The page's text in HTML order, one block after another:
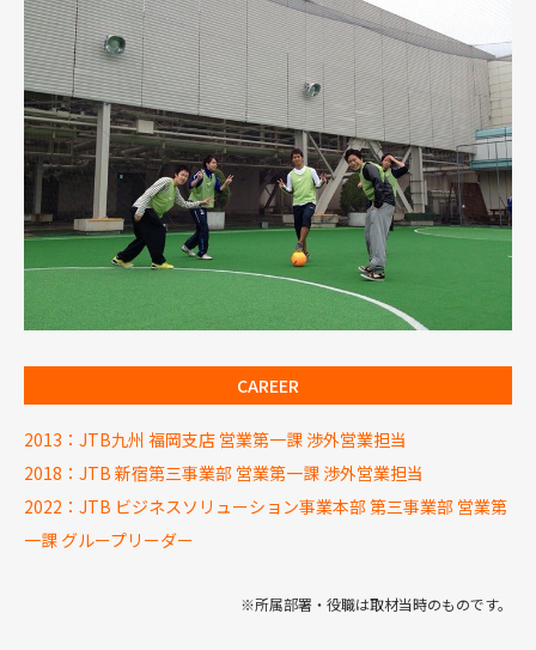
CAREER
2013：JTB九州 福岡支店 営業第一課 渉外営業担当
2018：JTB 新宿第三事業部 営業第一課 渉外営業担当
2022：JTB ビジネスソリューション事業本部 第三事業部 営業第
一課 グループリーダー
※所属部署・役職は取材当時のものです。